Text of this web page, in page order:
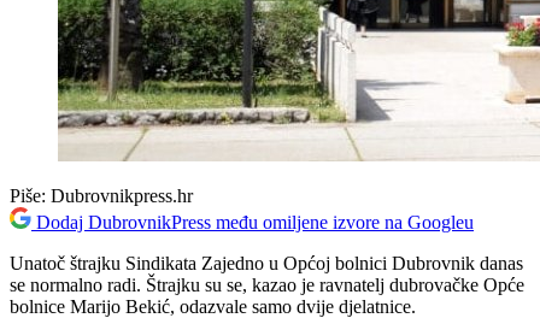
Piše: Dubrovnikpress.hr
Dodaj DubrovnikPress među omiljene izvore na Googleu
Unatoč štrajku Sindikata Zajedno u Općoj bolnici Dubrovnik danas
se normalno radi. Štrajku su se, kazao je ravnatelj dubrovačke Opće
bolnice Marijo Bekić, odazvale samo dvije djelatnice.